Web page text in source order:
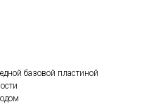
базовой пластиной